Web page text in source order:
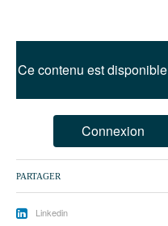
Ce contenu est disponible
Connexion
PARTAGER
Linkedin